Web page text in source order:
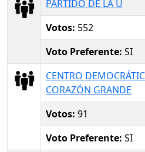
PARTIDO DE LA U
Votos: 552
Voto Preferente: SI
CENTRO
CORAZÓN GRANDE
Votos: 91
Voto Preferente: SI